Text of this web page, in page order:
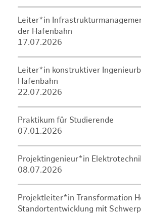
Leiter*in
der Hafenbahn
17.07.2026
Leiter*in konstruktiver
Hafenbahn
22.07.2026
Praktikum für Studierende
07.01.2026
Projektingenieur*in
08.07.2026
Projektleiter*in Transformation
Standortentwicklung mit